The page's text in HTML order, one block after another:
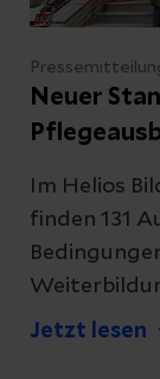
Neuer
Im Helios
finden 131
Jetzt lesen